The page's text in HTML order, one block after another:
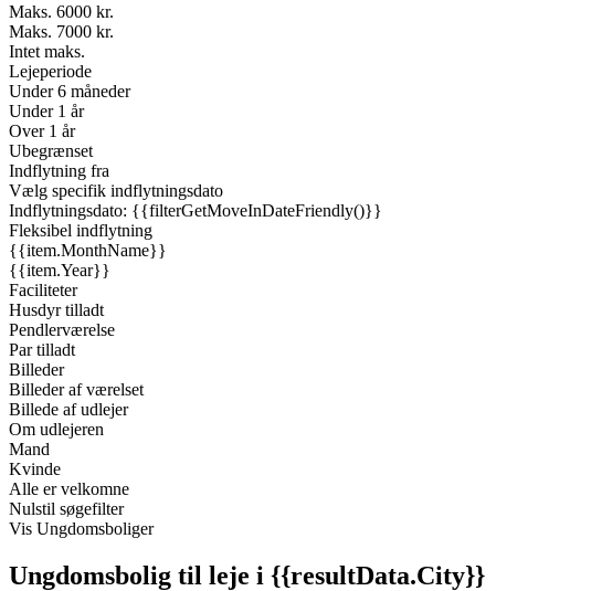
Maks. 6000 kr.
Maks. 7000 kr.
Intet maks.
Lejeperiode
Under 6 måneder
Under 1 år
Over 1 år
Ubegrænset
Indflytning fra
Vælg specifik indflytningsdato
Indflytningsdato: {{filterGetMoveInDateFriendly()}}
Fleksibel indflytning
{{item.MonthName}}
{{item.Year}}
Faciliteter
Husdyr tilladt
Pendlerværelse
Par tilladt
Billeder
Billeder af værelset
Billede af udlejer
Om udlejeren
Mand
Kvinde
Alle er velkomne
Nulstil søgefilter
Vis Ungdomsboliger
Ungdomsbolig til leje i {{resultData.City}}